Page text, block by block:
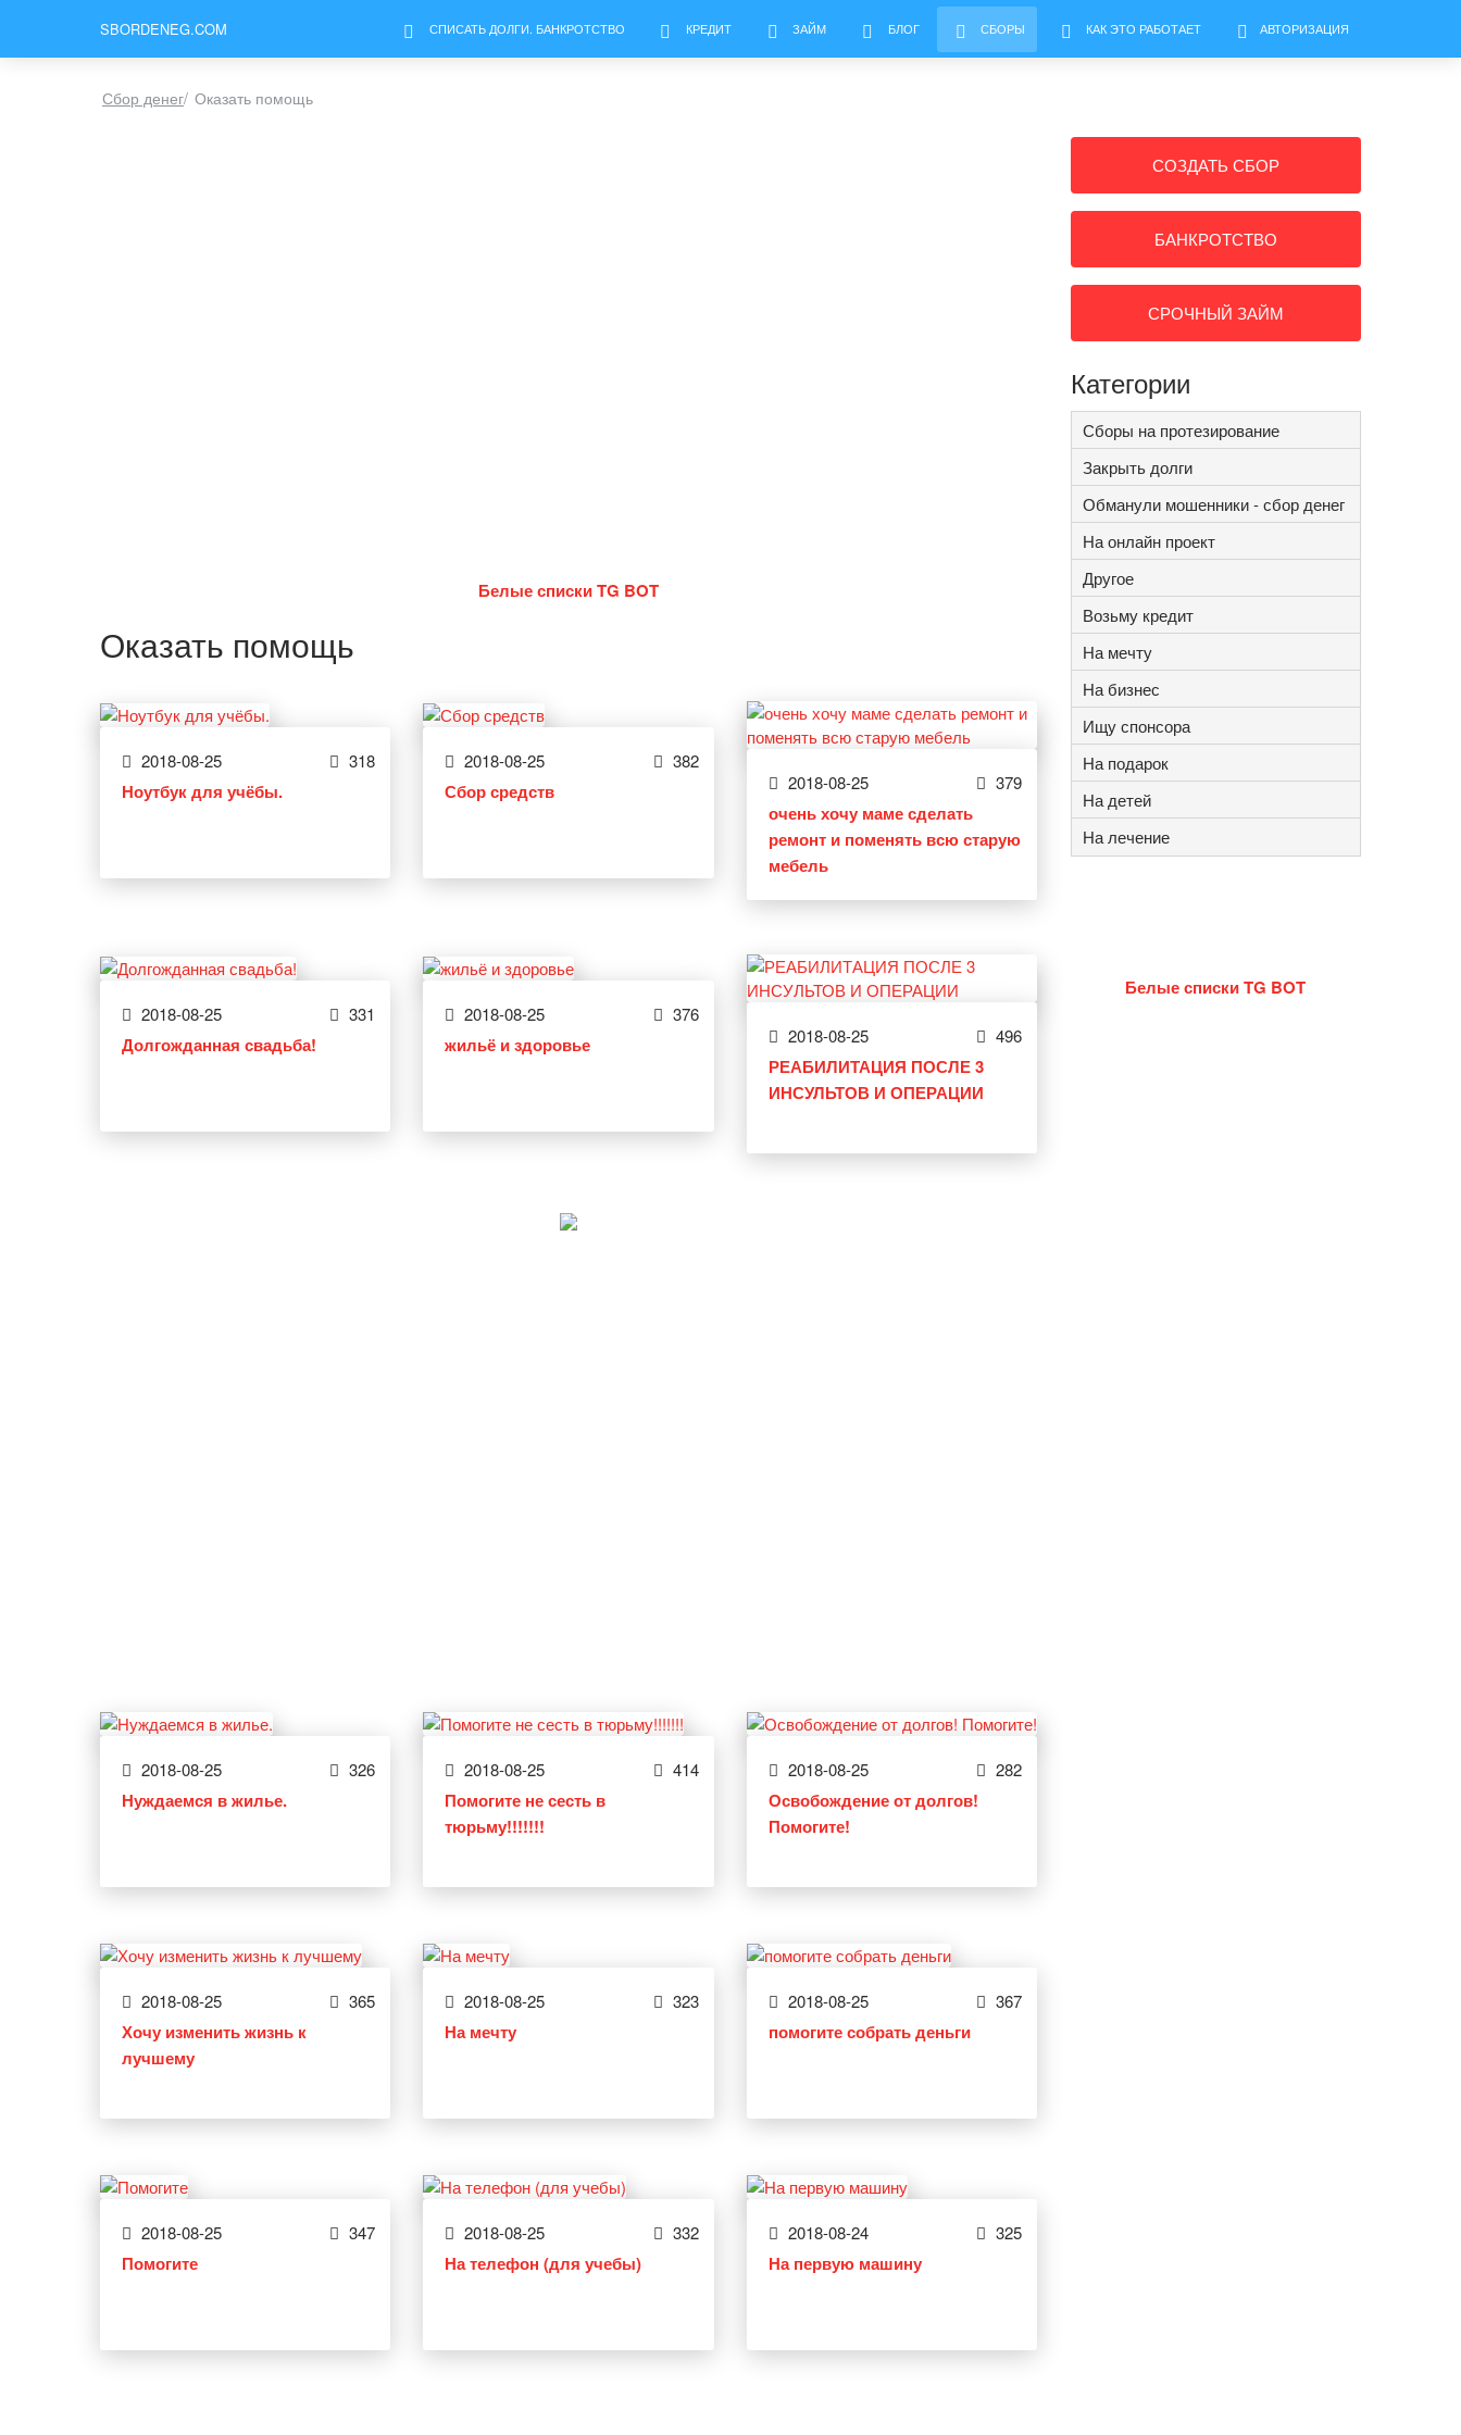
SBORDENEG.COM СПИСАТЬ ДОЛГИ. БАНКРОТСТВО КРЕДИТ ЗАЙМ БЛОГ СБОРЫ КАК ЭТО РАБОТАЕТ АВТОРИЗАЦИЯ
Сбор денег/ Оказать помощь
Белые списки TG BOT
Оказать помощь
2018-08-25 318
Ноутбук для учёбы.
2018-08-25 382
Сбор средств 2018-08-25 379
очень хочу маме сделать
ремонт и поменять всю старую
мебель
2018-08-25 331
Долгожданная свадьба!
2018-08-25 376
жильё и здоровье 2018-08-25 496
РЕАБИЛИТАЦИЯ ПОСЛЕ 3
ИНСУЛЬТОВ И ОПЕРАЦИИ
2018-08-25 326
Нуждаемся в жилье.
2018-08-25 414
Помогите не сесть в
тюрьму!!!!!!!
2018-08-25 282
Освобождение от долгов!
Помогите!
2018-08-25 365
Хочу изменить жизнь к
лучшему
2018-08-25 323
На мечту
2018-08-25 367
помогите собрать деньги
2018-08-25 347
Помогите
2018-08-25 332
На телефон (для учебы)
2018-08-24 325
На первую машину
СОЗДАТЬ СБОР
БАНКРОТСТВО
СРОЧНЫЙ ЗАЙМ
Категории
Сборы на протезирование
Закрыть долги
Обманули мошенники - сбор денег
На онлайн проект
Другое
Возьму кредит
На мечту
На бизнес
Ищу спонсора
На подарок
На детей
На лечение
Белые списки TG BOT